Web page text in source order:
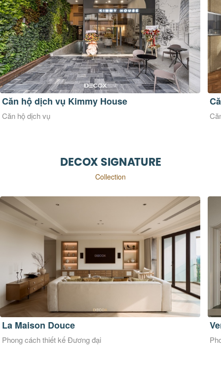
Căn hộ dịch vụ Kimmy House
Căn hộ dịch vụ
DECOX SIGNATURE
Collection
La Maison Douce
Phong cách thiết kế Đương đại